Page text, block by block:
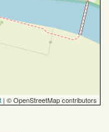
| © OpenStreetMap contributors